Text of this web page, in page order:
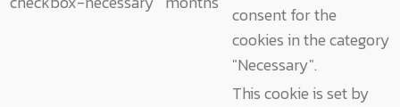
consent for the
cookies in the category
"Necessary".
This cookie is set by